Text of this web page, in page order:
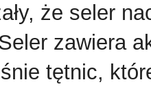
że seler
zawiera
tętnic,